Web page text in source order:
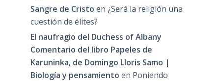
Sangre de Cristo en ¿Será la religión una
cuestión de élites?
El naufragio del Duchess of Albany
Comentario del libro Papeles de
Karuninka, de Domingo Lloris Samo |
Biología y pensamiento en Poniendo